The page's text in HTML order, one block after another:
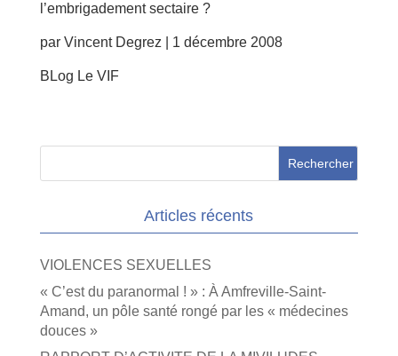
l’embrigadement sectaire ?
par Vincent Degrez | 1 décembre 2008
BLog Le VIF
Articles récents
VIOLENCES SEXUELLES
« C’est du paranormal ! » : À Amfreville-Saint-
Amand, un pôle santé rongé par les « médecines
douces »